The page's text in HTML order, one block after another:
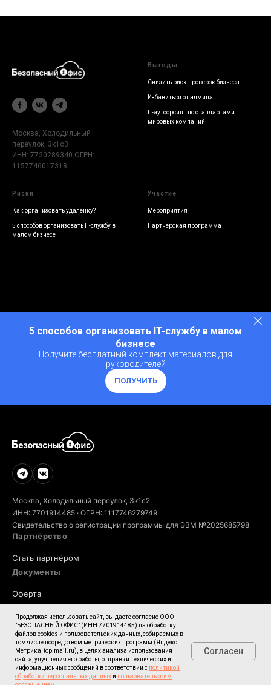
Москва, Холодильный
переулок, 3к1с3
ИНН: 7720289340 ОГРН:
1157746017318
Выгоды
Снизить риск проверок бизнеса
Избавиться от админа
IT-аутсорсинг по стандартами
мировых компаний
Риски
Как организовать удаленку?
5 способов организовать IT-службу в
малом бизнесе
Участие
Мероприятия
Партнерcкая программа
5 способов организовать IT-службу в малом
бизнесе
Получите бесплатный комплект материалов для
руководителей
ПОЛУЧИТЬ
Москва, Холодильный переулок, 3к1с2
ИНН: 7701914485 · ОГРН: 1117746279749
Свидетельство о регистрации программы для ЭВМ №2025685798
Партнёрство
Стать партнёром
Документы
Оферта
Пользовательское соглашение
Согласие на обработку персональных данных
Информация об ИТ-деятельности
Продолжая использовать сайт, вы даете согласие ООО
"БЕЗОПАСНЫЙ ОФИС" (ИНН 7701914485) на обработку
файлов cookies и пользовательских данных, собираемых в
том числе посредством метрических программ (Яндекс
Метрика, top.mail.ru), в целях анализа использования
сайта, улучшения его работы, отправки технических и
информационных сообщений в соответствии с политикой
обработки персональных данных и пользовательским
Согласен